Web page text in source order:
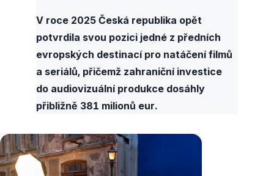
V roce 2025 Česká republika opět
potvrdila svou pozici jedné z předních
evropských destinací pro natáčení filmů
a seriálů, přičemž zahraniční investice
do audiovizuální produkce dosáhly
přibližně 381 milionů eur.